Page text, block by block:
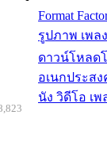
Format
รูปภาพ เพล
ดาวน์โหลด
อเนกประส
นัง วิดีโอ เพ